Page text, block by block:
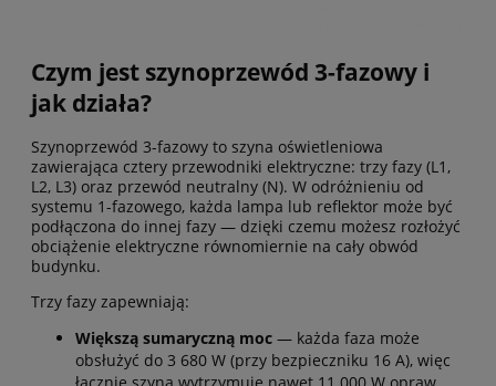
Czym jest szynoprzewód 3-fazowy i
jak działa?
Szynoprzewód 3-fazowy to szyna oświetleniowa
zawierająca cztery przewodniki elektryczne: trzy fazy (L1,
L2, L3) oraz przewód neutralny (N). W odróżnieniu od
systemu 1-fazowego, każda lampa lub reflektor może być
podłączona do innej fazy — dzięki czemu możesz rozłożyć
obciążenie elektryczne równomiernie na cały obwód
budynku.
Trzy fazy zapewniają:
Większą sumaryczną moc — każda faza może
obsłużyć do 3 680 W (przy bezpieczniku 16 A), więc